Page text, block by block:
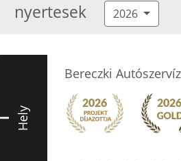
nyertesek 2026
Hely
Bereczki